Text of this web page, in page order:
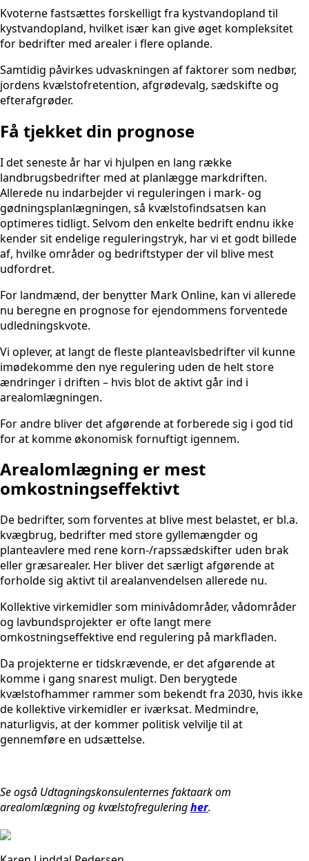
Kvoterne fastsættes forskelligt fra kystvandopland til
kystvandopland, hvilket især kan give øget kompleksitet
for bedrifter med arealer i flere oplande.
Samtidig påvirkes udvaskningen af faktorer som nedbør,
jordens kvælstofretention, afgrødevalg, sædskifte og
efterafgrøder.
Få tjekket din prognose
I det seneste år har vi hjulpen en lang række
landbrugsbedrifter med at planlægge markdriften.
Allerede nu indarbejder vi reguleringen i mark- og
gødningsplanlægningen, så kvælstofindsatsen kan
optimeres tidligt. Selvom den enkelte bedrift endnu ikke
kender sit endelige reguleringstryk, har vi et godt billede
af, hvilke områder og bedriftstyper der vil blive mest
udfordret.
For landmænd, der benytter Mark Online, kan vi allerede
nu beregne en prognose for ejendommens forventede
udledningskvote.
Vi oplever, at langt de fleste planteavlsbedrifter vil kunne
imødekomme den nye regulering uden de helt store
ændringer i driften – hvis blot de aktivt går ind i
arealomlægningen.
For andre bliver det afgørende at forberede sig i god tid
for at komme økonomisk fornuftigt igennem.
Arealomlægning er mest
omkostningseffektivt
De bedrifter, som forventes at blive mest belastet, er bl.a.
kvægbrug, bedrifter med store gyllemængder og
planteavlere med rene korn-/rapssædskifter uden brak
eller græsarealer. Her bliver det særligt afgørende at
forholde sig aktivt til arealanvendelsen allerede nu.
Kollektive virkemidler som minivådområder, vådområder
og lavbundsprojekter er ofte langt mere
omkostningseffektive end regulering på markfladen.
Da projekterne er tidskrævende, er det afgørende at
komme i gang snarest muligt. Den berygtede
kvælstofhammer rammer som bekendt fra 2030, hvis ikke
de kollektive virkemidler er iværksat. Medmindre,
naturligvis, at der kommer politisk velvilje til at
gennemføre en udsættelse.
Se også Udtagningskonsulenternes faktaark om
arealomlægning og kvælstofreguleringher.